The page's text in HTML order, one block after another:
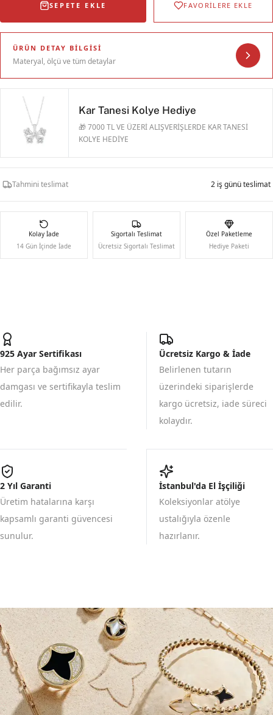
SEPETE EKLE FAVORİLERE EKLE
ÜRÜN DETAY BILGISI
Materyal, ölçü ve tüm detaylar
Kar Tanesi Kolye Hediye
🎁 7000 TL VE ÜZERİ ALIŞVERİŞLERDE KAR TANESİ
KOLYE HEDİYE
Tahmini teslimat 2 iş günü teslimat
Kolay İade
14 Gün İçinde İade
Sigortalı Teslimat
Ücretsiz Sigortalı Teslimat
Özel Paketleme
Hediye Paketi
925 Ayar Sertifikası
Her parça bağımsız ayar
damgası ve sertifikayla teslim
edilir.
Ücretsiz Kargo & İade
Belirlenen tutarın
üzerindeki siparişlerde
kargo ücretsiz, iade süreci
kolaydır.
2 Yıl Garanti
Üretim hatalarına karşı
kapsamlı garanti güvencesi
sunulur.
İstanbul'da El İşçiliği
Koleksiyonlar atölye
ustalığıyla özenle
hazırlanır.